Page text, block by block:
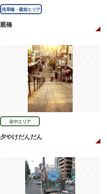
浅草橋・蔵前エリア
厩橋
谷中エリア
夕やけだんだん